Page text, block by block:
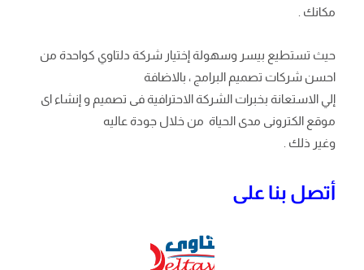
مكانك .
حيث تستطيع بيسر وسهولة إختيار شركة دلتاوي كواحدة من
احسن شركات تصميم البرامج ، بالاضافة
إلي الاستعانة بخبرات الشركة الاحترافية فى تصميم و إنشاء اى
موقع الكترونى مدى الحياة من خلال جودة عاليه
وغير ذلك .
أتصل بنا على